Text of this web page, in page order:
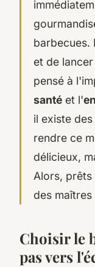
barbecues.
et de
pensé à
santé et l'
il existe
rendre ce
délicieux,
Alors,
des maîtres
Choisir le
pas vers